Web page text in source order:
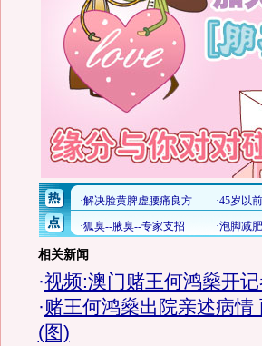
相关新闻
·视频:澳门赌王何鸿燊开
·赌王何鸿燊出院亲述病情
(图)